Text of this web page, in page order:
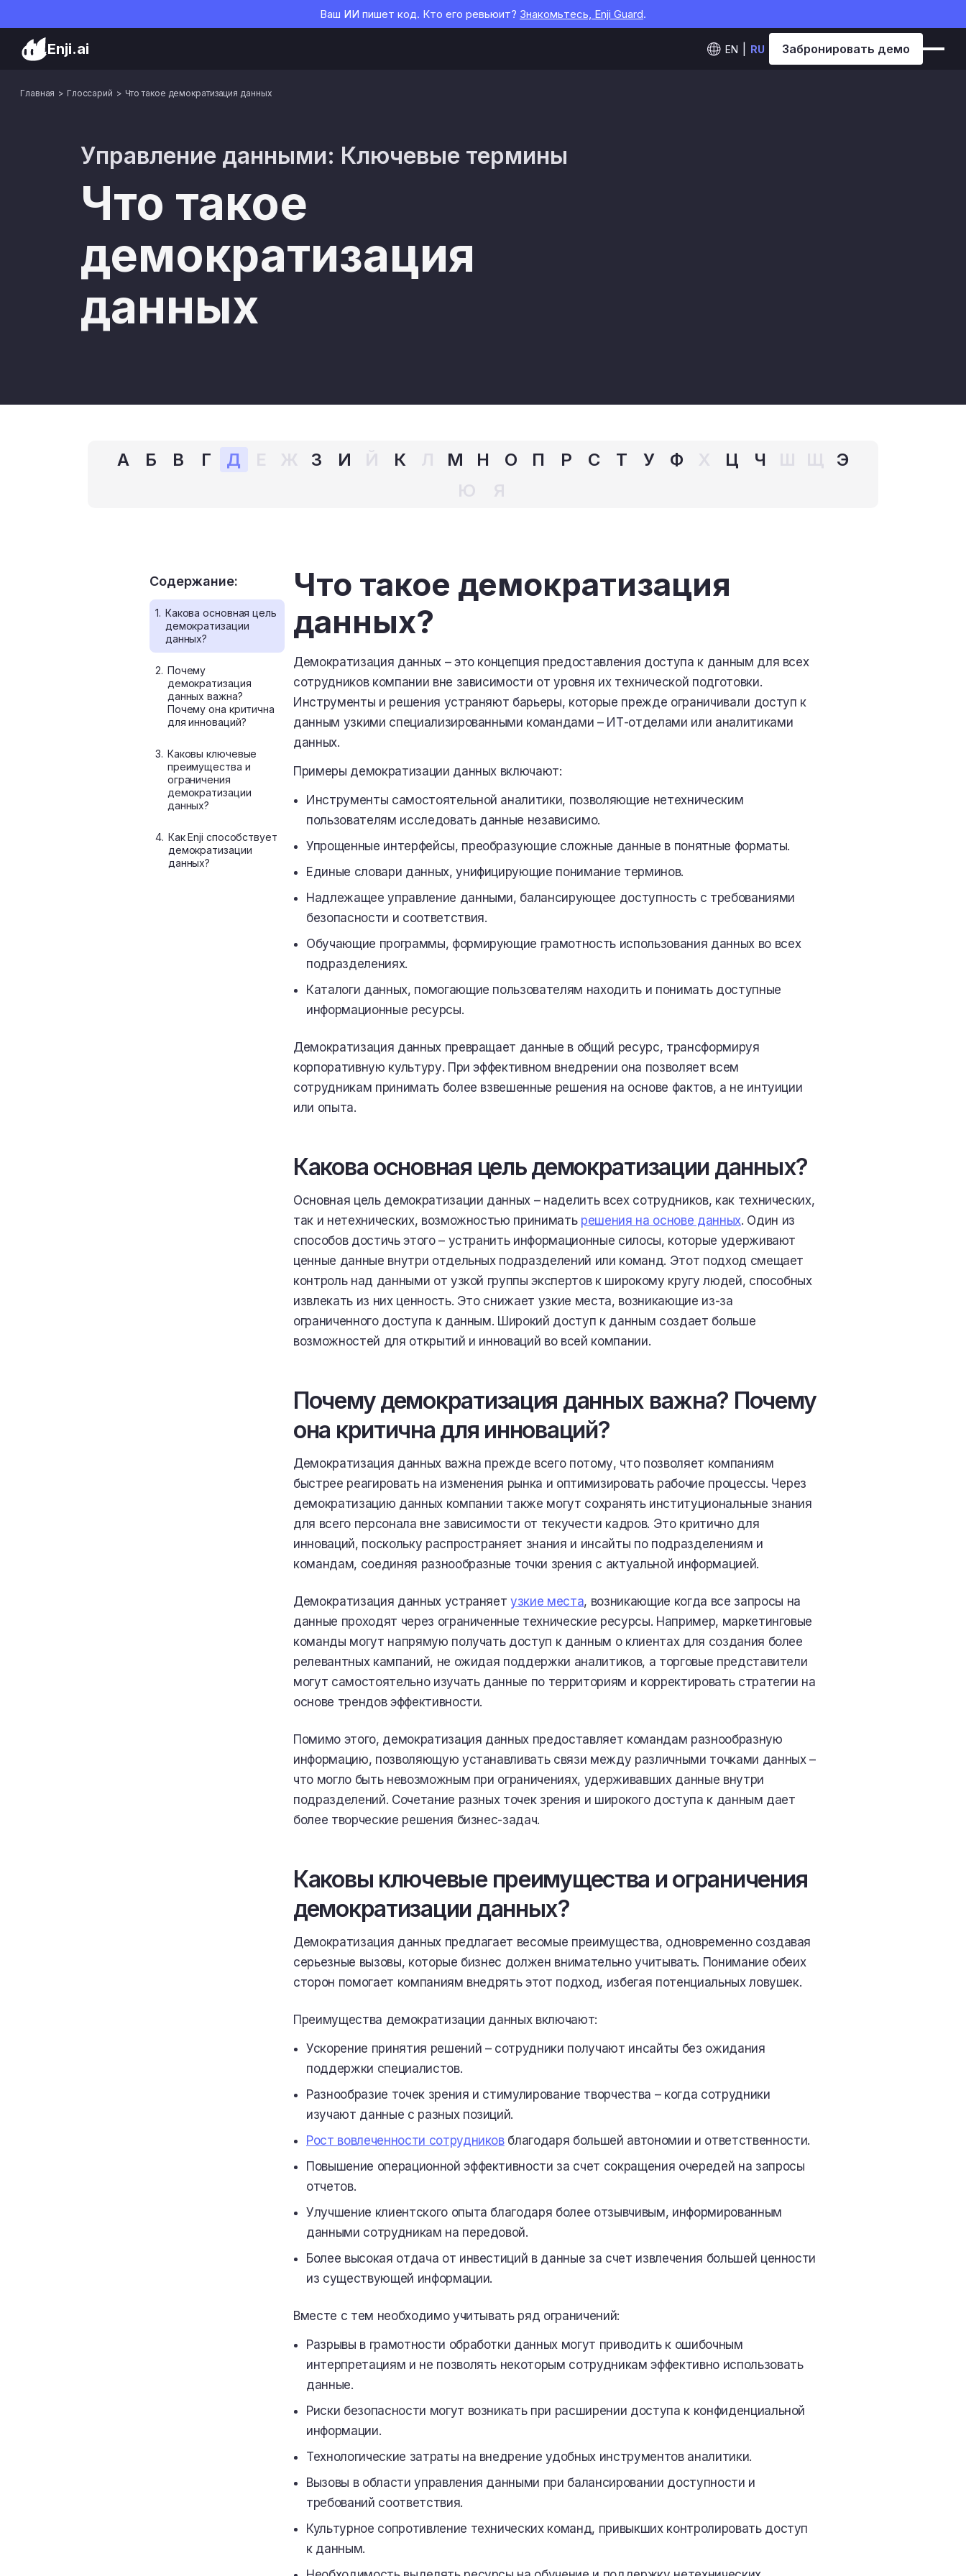
Ваш ИИ пишет код. Кто его ревьюит? Знакомьтесь, Enji Guard.
Enji.ai EN RU Забронировать демо
Главная Глоссарий Что такое демократизация данных
Управление данными: Ключевые термины
Что такое
демократизация
данных
А Б В Г Д Е Ж З И Й К Л М Н О П Р С Т У Ф Х Ц Ч Ш Щ
Э
Ю
Я
Содержание:
1. Какова основная цель
демократизации
данных?
2. Почему
демократизация
данных важна?
Почему она критична
для инноваций?
3. Каковы ключевые
преимущества и
ограничения
демократизации
данных?
4. Как Enji способствует
демократизации
данных?
Что такое демократизация
данных?
Демократизация данных – это концепция предоставления доступа к данным для всех
сотрудников компании вне зависимости от уровня их технической подготовки.
Инструменты и решения устраняют барьеры, которые прежде ограничивали доступ к
данным узкими специализированными командами – ИТ-отделами или аналитиками
данных.
Примеры демократизации данных включают:
Инструменты самостоятельной аналитики, позволяющие нетехническим
пользователям исследовать данные независимо.
Упрощенные интерфейсы, преобразующие сложные данные в понятные форматы.
Единые словари данных, унифицирующие понимание терминов.
Надлежащее управление данными, балансирующее доступность с требованиями
безопасности и соответствия.
Обучающие программы, формирующие грамотность использования данных во всех
подразделениях.
Каталоги данных, помогающие пользователям находить и понимать доступные
информационные ресурсы.
Демократизация данных превращает данные в общий ресурс, трансформируя
корпоративную культуру. При эффективном внедрении она позволяет всем
сотрудникам принимать более взвешенные решения на основе фактов, а не интуиции
или опыта.
Какова основная цель демократизации данных?
Основная цель демократизации данных – наделить всех сотрудников, как технических,
так и нетехнических, возможностью принимать решения на основе данных. Один из
способов достичь этого – устранить информационные силосы, которые удерживают
ценные данные внутри отдельных подразделений или команд. Этот подход смещает
контроль над данными от узкой группы экспертов к широкому кругу людей, способных
извлекать из них ценность. Это снижает узкие места, возникающие из-за
ограниченного доступа к данным. Широкий доступ к данным создает больше
возможностей для открытий и инноваций во всей компании.
Почему демократизация данных важна? Почему
она критична для инноваций?
Демократизация данных важна прежде всего потому, что позволяет компаниям
быстрее реагировать на изменения рынка и оптимизировать рабочие процессы. Через
демократизацию данных компании также могут сохранять институциональные знания
для всего персонала вне зависимости от текучести кадров. Это критично для
инноваций, поскольку распространяет знания и инсайты по подразделениям и
командам, соединяя разнообразные точки зрения с актуальной информацией.
Демократизация данных устраняетузкие места, возникающие когда все запросы на
данные проходят через ограниченные технические ресурсы. Например, маркетинговые
команды могут напрямую получать доступ к данным о клиентах для создания более
релевантных кампаний, не ожидая поддержки аналитиков, а торговые представители
могут самостоятельно изучать данные по территориям и корректировать стратегии на
основе трендов эффективности.
Помимо этого, демократизация данных предоставляет командам разнообразную
информацию, позволяющую устанавливать связи между различными точками данных –
что могло быть невозможным при ограничениях, удерживавших данные внутри
подразделений. Сочетание разных точек зрения и широкого доступа к данным дает
более творческие решения бизнес-задач.
Каковы ключевые преимущества и ограничения
демократизации данных?
Демократизация данных предлагает весомые преимущества, одновременно создавая
серьезные вызовы, которые бизнес должен внимательно учитывать. Понимание обеих
сторон помогает компаниям внедрять этот подход, избегая потенциальных ловушек.
Преимущества демократизации данных включают:
Ускорение принятия решений – сотрудники получают инсайты без ожидания
поддержки специалистов.
Разнообразие точек зрения и стимулирование творчества – когда сотрудники
изучают данные с разных позиций.
Рост вовлеченности сотрудниковблагодаря большей автономии и ответственности.
Повышение операционной эффективности за счет сокращения очередей на запросы
отчетов.
Улучшение клиентского опыта благодаря более отзывчивым, информированным
данными сотрудникам на передовой.
Более высокая отдача от инвестиций в данные за счет извлечения большей ценности
из существующей информации.
Вместе с тем необходимо учитывать ряд ограничений:
Разрывы в грамотности обработки данных могут приводить к ошибочным
интерпретациям и не позволять некоторым сотрудникам эффективно использовать
данные.
Риски безопасности могут возникать при расширении доступа к конфиденциальной
информации.
Технологические затраты на внедрение удобных инструментов аналитики.
Вызовы в области управления данными при балансировании доступности и
требований соответствия.
Культурное сопротивление технических команд, привыкших контролировать доступ
к данным.